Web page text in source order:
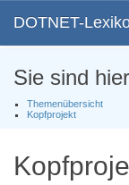
DOTNET-
Sie sind hier
Themenübersicht
Kopfprojekt